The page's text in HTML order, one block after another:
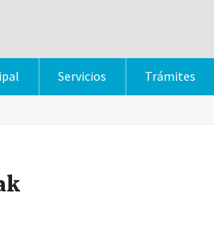
Servicios Trámites
aquí